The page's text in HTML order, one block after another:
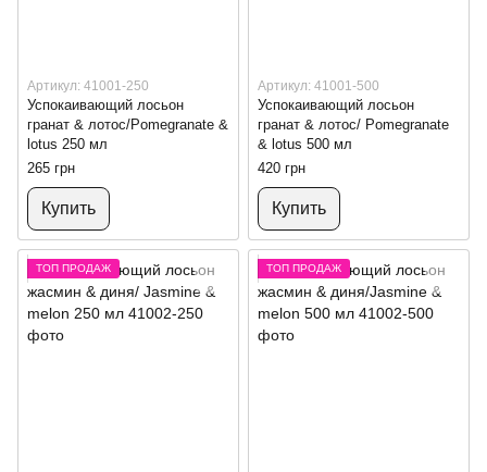
Артикул: 41001-250
Успокаивающий лосьон
гранат & лотос/Pomegranate &
lotus 250 мл
265 грн
Купить
Артикул: 41001-500
Успокаивающий лосьон
гранат & лотос/ Pomegranate
& lotus 500 мл
420 грн
Купить
ТОП ПРОДАЖ ТОП ПРОДАЖ